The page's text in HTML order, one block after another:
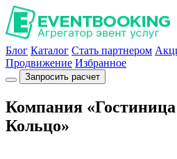
Блог Каталог Стать партнером
Продвижение Избранное
Запросить расчет
Компания
Кольцо»